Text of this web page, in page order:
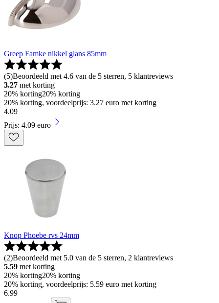
Greep Famke nikkel glans 85mm
(5)Beoordeeld met 4.6 van de 5 sterren, 5 klantreviews
3.27 met korting
20% korting20% korting
20% korting, voordeelprijs: 3.27 euro met korting
4.09
Prijs: 4.09 euro
Knop Phoebe rvs 24mm
(2)Beoordeeld met 5.0 van de 5 sterren, 2 klantreviews
5.59 met korting
20% korting20% korting
20% korting, voordeelprijs: 5.59 euro met korting
6.99